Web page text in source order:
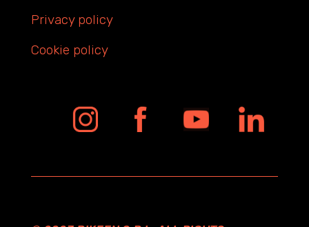
Privacy policy
Cookie policy